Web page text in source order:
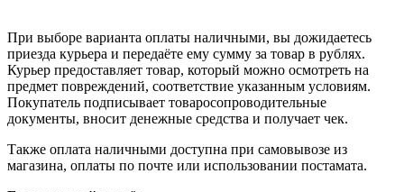
При выборе варианта оплаты наличными, вы дожидаетесь
приезда курьера и передаёте ему сумму за товар в рублях.
Курьер предоставляет товар, который можно осмотреть на
предмет повреждений, соответствие указанным условиям.
Покупатель подписывает товаросопроводительные
документы, вносит денежные средства и получает чек.
Также оплата наличными доступна при самовывозе из
магазина, оплаты по почте или использовании постамата.